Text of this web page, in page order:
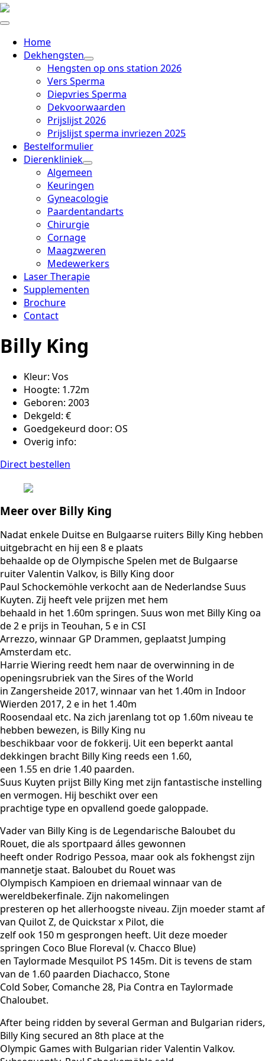
Home
Dekhengsten
Hengsten op ons station 2026
Vers Sperma
Diepvries Sperma
Dekvoorwaarden
Prijslijst 2026
Prijslijst sperma invriezen 2025
Bestelformulier
Dierenkliniek
Algemeen
Keuringen
Gyneacologie
Paardentandarts
Chirurgie
Cornage
Maagzweren
Medewerkers
Laser Therapie
Supplementen
Brochure
Contact
Billy King
Kleur: Vos
Hoogte: 1.72m
Geboren: 2003
Dekgeld: €
Goedgekeurd door: OS
Overig info:
Direct bestellen
Meer over Billy King
Nadat enkele Duitse en Bulgaarse ruiters Billy King hebben
uitgebracht en hij een 8 e plaats
behaalde op de Olympische Spelen met de Bulgaarse
ruiter Valentin Valkov, is Billy King door
Paul Schockemöhle verkocht aan de Nederlandse Suus
Kuyten. Zij heeft vele prijzen met hem
behaald in het 1.60m springen. Suus won met Billy King oa
de 2 e prijs in Teouhan, 5 e in CSI
Arrezzo, winnaar GP Drammen, geplaatst Jumping
Amsterdam etc.
Harrie Wiering reedt hem naar de overwinning in de
openingsrubriek van the Sires of the World
in Zangersheide 2017, winnaar van het 1.40m in Indoor
Wierden 2017, 2 e in het 1.40m
Roosendaal etc. Na zich jarenlang tot op 1.60m niveau te
hebben bewezen, is Billy King nu
beschikbaar voor de fokkerij. Uit een beperkt aantal
dekkingen bracht Billy King reeds een 1.60,
een 1.55 en drie 1.40 paarden.
Suus Kuyten prijst Billy King met zijn fantastische instelling
en vermogen. Hij beschikt over een
prachtige type en opvallend goede galoppade.
Vader van Billy King is de Legendarische Baloubet du
Rouet, die als sportpaard álles gewonnen
heeft onder Rodrigo Pessoa, maar ook als fokhengst zijn
mannetje staat. Baloubet du Rouet was
Olympisch Kampioen en driemaal winnaar van de
wereldbekerfinale. Zijn nakomelingen
presteren op het allerhoogste niveau. Zijn moeder stamt af
van Quilot Z, de Quickstar x Pilot, die
zelf ook 150 m gesprongen heeft. Uit deze moeder
springen Coco Blue Floreval (v. Chacco Blue)
en Taylormade Mesquilot PS 145m. Dit is tevens de stam
van de 1.60 paarden Diachacco, Stone
Cold Sober, Comanche 28, Pia Contra en Taylormade
Chaloubet.
After being ridden by several German and Bulgarian riders,
Billy King secured an 8th place at the
Olympic Games with Bulgarian rider Valentin Valkov.